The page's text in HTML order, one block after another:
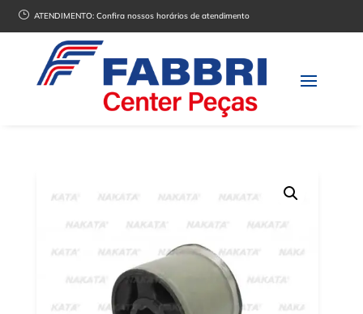
} ATENDIMENTO:Confira nossos horários de atendimento